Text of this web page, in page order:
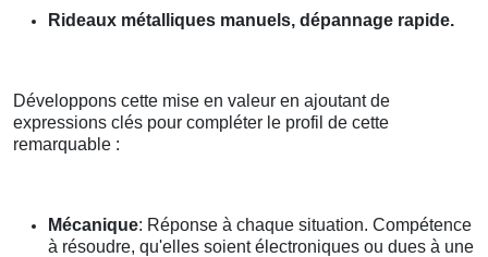
Rideaux métalliques manuels, dépannage rapide.
Développons cette mise en valeur en ajoutant de
expressions clés pour compléter le profil de cette
remarquable :
Mécanique: Réponse à chaque situation. Compétence
à résoudre, qu'elles soient électroniques ou dues à une